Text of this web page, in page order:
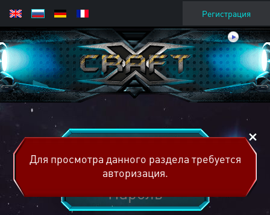
Регистрация
Для просмотра данного раздела требуется
авторизация.